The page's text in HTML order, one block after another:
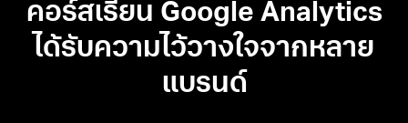
คอร์สเรียน Google Analytics
ได้รับความไว้วางใจจากหลาย
แบรนด์